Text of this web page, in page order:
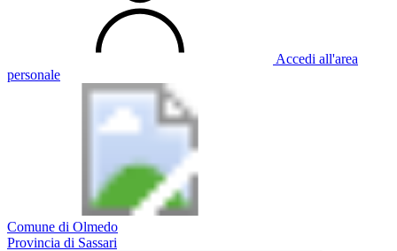
Accedi all'area
personale
Comune di Olmedo
Provincia di Sassari